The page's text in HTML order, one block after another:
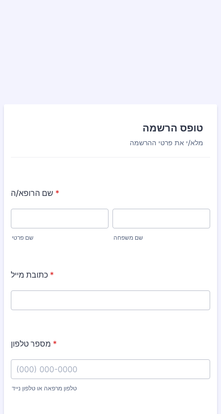
טופס הרשמה
מלא/י את פרטי ההרשמה
שם הרופא/ה *
שם פרטי שם משפחה
כתובת מייל *
מספר טלפון *
טלפון מרפאה או טלפון נייד